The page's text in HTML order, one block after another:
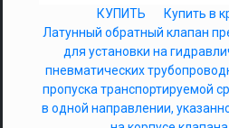
КУПИТЬ
Купить в
Латунный обратный клапан
для установки на
пневматических
пропуска транспортируемой
в одной направлении,